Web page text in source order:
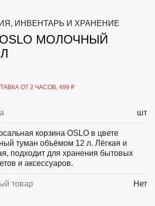
ОТ ПТИЦ, НАСЕКОМЫХ И
И ОБУВЬ
РАСТЕНИЙ И УДОБРЕНИЯ
БАНЬ И САУН
ДЛЯ ПРУДА
Акции
87ИНВЕНТАРЬ И ХРАНЕНИЕ
МОЛОЧНЫЙ
ОТ 2 ЧАСОВ, 499 ₽
шт
корзина OSLO в цвете
туман объёмом 12 л. Лёгкая и
подходит для хранения бытовых
и аксессуаров.
товар Нет